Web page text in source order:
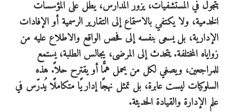
يتجول في المستشفيات، يزور المدارس، يطل على المؤسسات
الخدمية، ولا يكتفي بالاستماع إلى التقارير الرسمية أو الإفادات
الإدارية، بل يسعى بنفسه إلى فحص الواقع والاطلاع عليه من
زواياه المختلفة. يتحدث إلى المرضى، يجالس الطلبة، يستمع
للمراجعين، ويصغي لكل من يحمل همًّا أو يقترح حلاً. هذه
السلوكيات ليست عابرة، بل تمثل نهجًا إداريًا متكاملًا يُدرّس في
علم الإدارة والقيادة الحديثة.